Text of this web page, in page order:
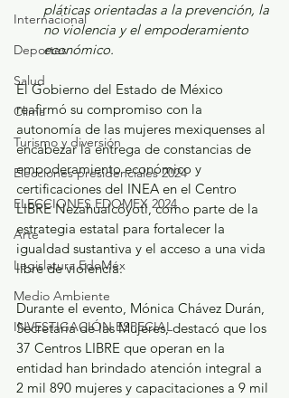
Internacional
Deportes
Salud
Clima
Turismo y diversión
Elecciones presidenciales 2024
ELECCIONES EDOMEX 2024
Arte
Legislatura EdoMéx
Medio Ambiente
INVESTIGACIÓN ESPECIAL
pláticas orientadas a la prevención, la
no violencia y el empoderamiento
económico.
El Gobierno del Estado de México
reafirmó su compromiso con la
autonomía de las mujeres mexiquenses al
encabezar la entrega de constancias de
empoderamiento económico y
certificaciones del INEA en el Centro
LIBRE Nezahualcóyotl, como parte de la
estrategia estatal para fortalecer la
igualdad sustantiva y el acceso a una vida
libre de violencia.
Durante el evento, Mónica Chávez Durán,
Secretaria de las Mujeres, destacó que los
37 Centros LIBRE que operan en la
entidad han brindado atención integral a
2 mil 890 mujeres y capacitaciones a 9 mil